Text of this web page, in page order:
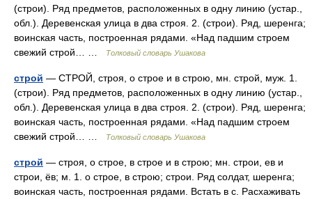
(строи). Ряд предметов, расположенных в одну линию (устар.,
обл.). Деревенская улица в два строя. 2. (строи). Ряд, шеренга;
воинская часть, построенная рядами. «Над падшим строем
свежий строй… …
Толковый словарь Ушакова
строй — СТРОЙ, строя, о строе и в строю, мн. строй, муж. 1.
(строи). Ряд предметов, расположенных в одну линию (устар.,
обл.). Деревенская улица в два строя. 2. (строи). Ряд, шеренга;
воинская часть, построенная рядами. «Над падшим строем
свежий строй… …
Толковый словарь Ушакова
строй — строя, о строе, в строе и в строю; мн. строи, ев и
строи, ёв; м. 1. о строе, в строю; строи. Ряд солдат, шеренга;
воинская часть, построенная рядами. Встать в с. Расхаживать